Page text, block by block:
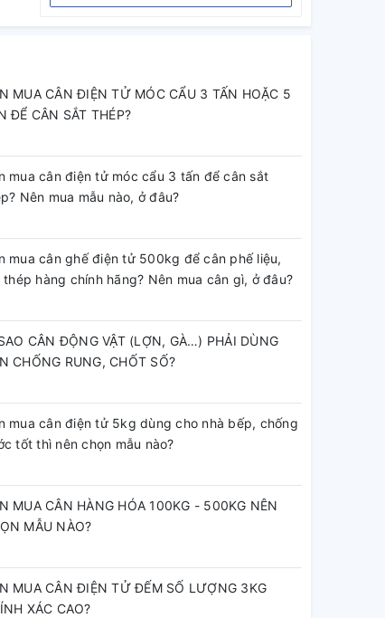
MUA CÂN ĐIỆN TỬ MÓC CẨU 3 TẤN HOẶC 5
ĐỂ CÂN SẮT THÉP?
mua cân điện tử móc cẩu 3 tấn để cân sắt
Nên mua mẫu nào, ở đâu?
mua cân ghế điện tử 500kg để cân phế liệu,
thép hàng chính hãng? Nên mua cân gì, ở đâu?
CÂN ĐỘNG VẬT (LỢN, GÀ…) PHẢI DÙNG
CHỐNG RUNG, CHỐT SỐ?
mua cân điện tử 5kg dùng cho nhà bếp, chống
tốt thì nên chọn mẫu nào?
MUA CÂN HÀNG HÓA 100KG - 500KG NÊN
MẪU NÀO?
MUA CÂN ĐIỆN TỬ ĐẾM SỐ LƯỢNG 3KG
XÁC CAO?